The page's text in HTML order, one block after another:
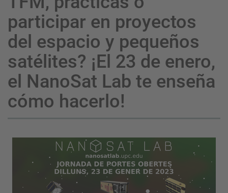
participar en proyectos
del espacio y pequeños
satélites? ¡El 23 de enero,
el NanoSat Lab te enseña
cómo hacerlo!